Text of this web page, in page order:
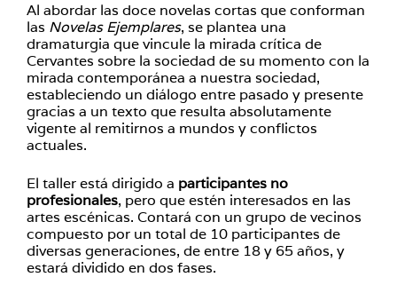
Al abordar las doce novelas cortas que conforman
las Novelas Ejemplares, se plantea una
dramaturgia que vincule la mirada crítica de
Cervantes sobre la sociedad de su momento con la
mirada contemporánea a nuestra sociedad,
estableciendo un diálogo entre pasado y presente
gracias a un texto que resulta absolutamente
vigente al remitirnos a mundos y conflictos
actuales.
El taller está dirigido a participantes no
profesionales, pero que estén interesados en las
artes escénicas. Contará con un grupo de vecinos
compuesto por un total de 10 participantes de
diversas generaciones, de entre 18 y 65 años, y
estará dividido en dos fases.